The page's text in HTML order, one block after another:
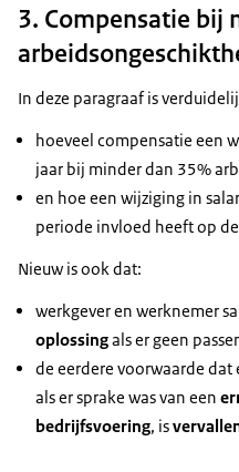
3. Compensatie bij
In deze paragraaf is
hoeveel compensatie een
jaar bij minder dan 35%
en hoe een wijziging in
periode invloed heeft op
Nieuw is ook dat:
werkgever en werknemer
oplossingals er geen
de eerdere voorwaarde dat
als er sprake was van een
bedrijfsvoering, is